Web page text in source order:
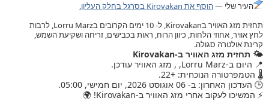
העיר שלי —הוסף את Kirovakan בסרגל בחלק העליון.
תחזית מזג האוויר בKirovakan, ל- 10 ימים הקרובים בLorru Marz, לרבות
לחץ אוויר, אחוזי הלחות, כיוון הרוח, ראות בכבישים, זריחה ושקיעת השמש,
קרינת אולטרה סגולה.
🌤️ תחזית מזג האוויר ב-Kirovakan
📍 היום ב-Lorru Marz, , מזג האוויר עודכן.
🌡️ הטמפרטורה הנוכחית: +22.
🕒 העדכון האחרון: ב- 06 אוגוסט 2026, יום חמישי, 05:00.
⚡ המשיכו לעקוב אחרי מזג האוויר ב-Kirovakan! 🌍